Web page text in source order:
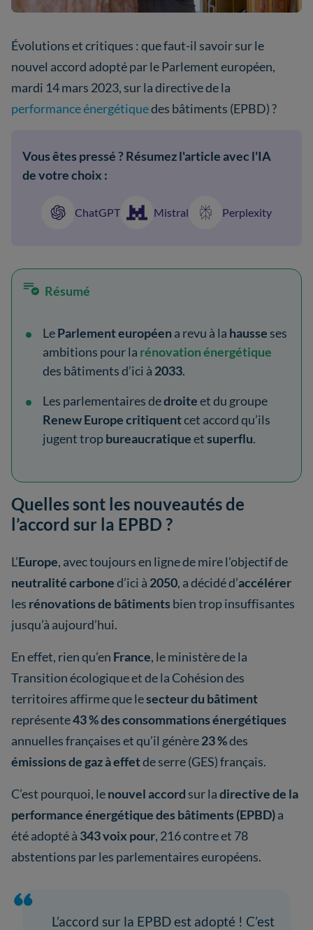
Évolutions et critiques : que faut-il savoir sur le
nouvel accord adopté par le Parlement européen,
mardi 14 mars 2023, sur la directive de la
performance énergétiquedes bâtiments (EPBD) ?
Vous êtes pressé ? Résumez l'article avec l'IA
de votre choix :
ChatGPT Mistral Perplexity
Résumé
LeParlement européena revu à la hausse ses
ambitions pour la rénovation énergétique
des bâtiments d’ici à 2033.
Les parlementaires dedroiteet du groupe
Renew Europecritiquentcet accord qu’ils
jugent tropbureaucratiqueetsuperflu.
Quelles sont les nouveautés de
l’accord sur la EPBD ?
L’Europe, avec toujours en ligne de mire l’objectif de
neutralité carboned’ici à 2050, a décidé d’accélérer
les rénovations de bâtiments bien trop insuffisantes
jusqu’à aujourd’hui.
En effet, rien qu’en France, le ministère de la
Transition écologique et de la Cohésion des
territoires affirme que lesecteur du bâtiment
représente43 % des consommations énergétiques
annuelles françaises et qu’il génère23 %des
émissions de gaz à effetde serre (GES) français.
C’est pourquoi, lenouvel accord sur ladirective de la
performance énergétique des bâtiments (EPBD)a
été adopté à 343 voix pour, 216 contre et 78
abstentions par les parlementaires européens.
L’accord sur la EPBD est adopté ! C’est